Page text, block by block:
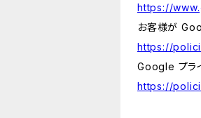
https://
お客様が
https://
Google プラ
https://